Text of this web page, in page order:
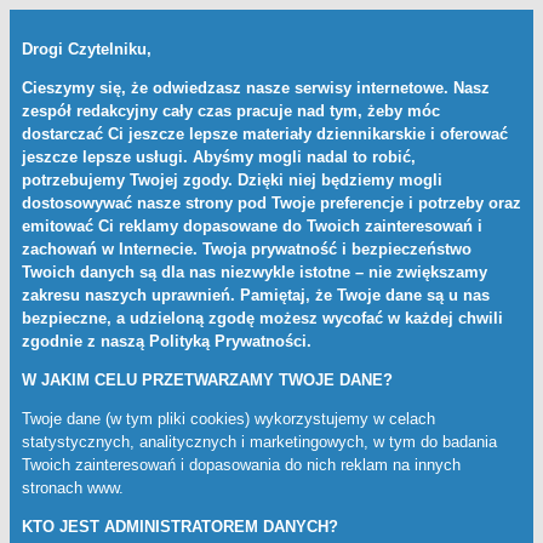
Drogi Czytelniku,
Cieszymy się, że odwiedzasz nasze serwisy internetowe. Nasz
zespół redakcyjny cały czas pracuje nad tym, żeby móc
dostarczać Ci jeszcze lepsze materiały dziennikarskie i oferować
jeszcze lepsze usługi. Abyśmy mogli nadal to robić,
potrzebujemy Twojej zgody. Dzięki niej będziemy mogli
dostosowywać nasze strony pod Twoje preferencje i potrzeby oraz
emitować Ci reklamy dopasowane do Twoich zainteresowań i
zachowań w Internecie. Twoja prywatność i bezpieczeństwo
Twoich danych są dla nas niezwykle istotne – nie zwiększamy
zakresu naszych uprawnień. Pamiętaj, że Twoje dane są u nas
bezpieczne, a udzieloną zgodę możesz wycofać w każdej chwili
zgodnie z naszą Polityką Prywatności.
W JAKIM CELU PRZETWARZAMY TWOJE DANE?
Twoje dane (w tym pliki cookies) wykorzystujemy w celach
statystycznych, analitycznych i marketingowych, w tym do badania
Twoich zainteresowań i dopasowania do nich reklam na innych
stronach www.
KTO JEST ADMINISTRATOREM DANYCH?